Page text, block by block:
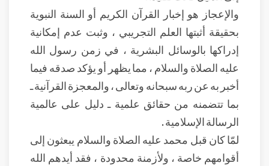
والإعجاز هو إخبار القرآن الكريم أو السنة النبوية
بحقيقة أثبتها العلم التجريبي ، وثبت عدم إمكانية
إدراكها بالوسائل البشرية ، في زمن رسول الله
عليه الصلاة والسلام ، مما يظهر أو يؤكد صدقه فيما
أخبر به عن ربه سبحانه وتعالى ، والمعجزة القرآنية ـ
بما تتضمنه من حقائق علمية ـ دليل على عالمية
الرسالة الإسلامية .
لمّا كان قبل محمد عليه الصلاة والسلام يبعثون إلى
أقوامهم خاصة ، ولأزمنة محدودة ، فقد أيدهم الله